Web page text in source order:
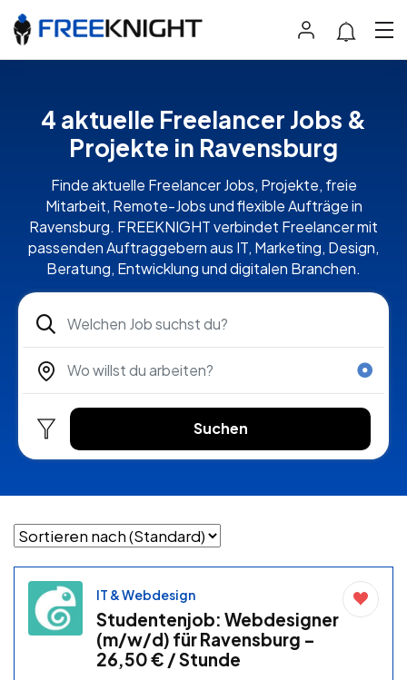
4 aktuelle Freelancer Jobs &
Projekte in Ravensburg
Finde aktuelle Freelancer Jobs, Projekte, freie
Mitarbeit, Remote-Jobs und flexible Aufträge in
Ravensburg. FREEKNIGHT verbindet Freelancer mit
passenden Auftraggebern aus IT, Marketing, Design,
Beratung, Entwicklung und digitalen Branchen.
Suchen
IT & Webdesign
Studentenjob: Webdesigner
(m/w/d) für Ravensburg –
26,50 € / Stunde